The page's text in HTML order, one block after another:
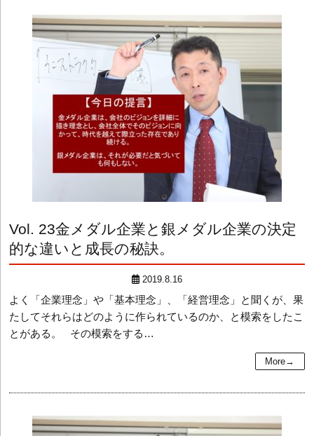
Vol. 23金メダル企業と銀メダル企業の決定
的な違いと成長の秘訣。
2019.8.16
よく「企業理念」や「基本理念」、「経営理念」と聞くが、果
たしてそれらはどのように作られているのか、と模索をしたこ
とがある。 その模索をする…
More→